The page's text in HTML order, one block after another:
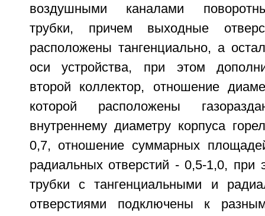
воздушными каналами
трубки, причем выходные
расположены тангенциально, а
оси устройства, при этом
второй коллектор, отношение
которой расположены
внутреннему диаметру корпуса
0,7, отношение суммарных
радиальных отверстий - 0,5-1,0, при
трубки с тангенциальными и
отверстиями подключены к